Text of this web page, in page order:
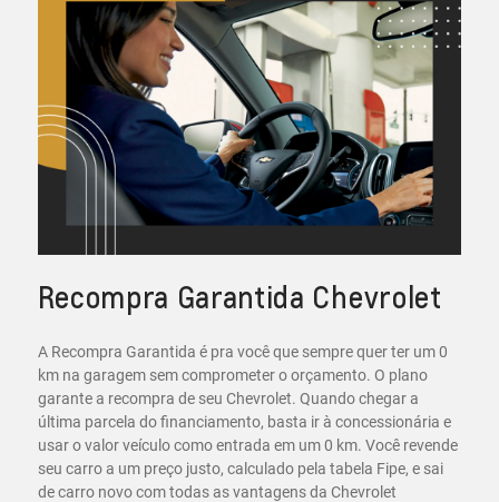
Recompra Garantida Chevrolet
A Recompra Garantida é pra você que sempre quer ter um 0
km na garagem sem comprometer o orçamento. O plano
garante a recompra de seu Chevrolet. Quando chegar a
última parcela do financiamento, basta ir à concessionária e
usar o valor veículo como entrada em um 0 km. Você revende
seu carro a um preço justo, calculado pela tabela Fipe, e sai
de carro novo com todas as vantagens da Chevrolet